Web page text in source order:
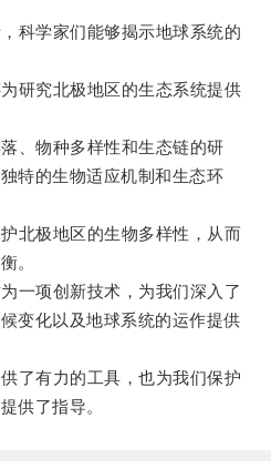
学家们能够揭示地球系统的
究北极地区的生态系统提供
物种多样性和生态链的研
特的生物适应机制和生态环
极地区的生物多样性，从而
。
项创新技术，为我们深入了
变化以及地球系统的运作提供
有力的工具，也为我们保护
供了指导。